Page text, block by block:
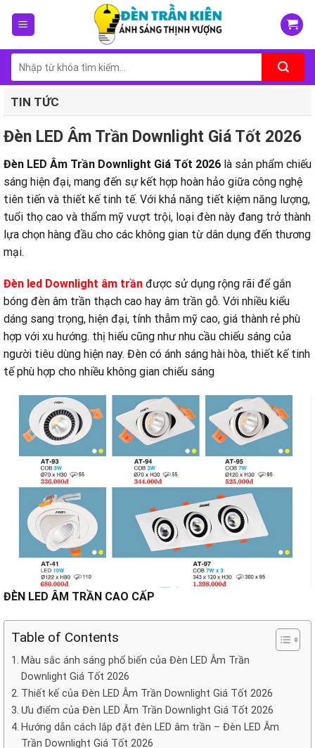
Tìm
kiếm:
TIN TỨC
Đèn LED Âm Trần Downlight Giá Tốt 2026
Đèn LED Âm Trần Downlight Giá Tốt 2026 là sản phẩm chiếu
sáng hiện đại, mang đến sự kết hợp hoàn hảo giữa công nghệ
tiên tiến và thiết kế tinh tế. Với khả năng tiết kiệm năng lượng,
tuổi thọ cao và thẩm mỹ vượt trội, loại đèn này đang trở thành
lựa chọn hàng đầu cho các không gian từ dân dụng đến thương
mại.
Đèn led Downlight âm trần được sử dụng rộng rãi để gắn
bóng đèn âm trần thạch cao hay âm trần gỗ. Với nhiều kiểu
dáng sang trọng, hiện đại, tính thẫm mỹ cao, giá thành rẻ phù
hợp với xu hướng. thị hiếu cũng như nhu cầu chiếu sáng của
người tiêu dùng hiện nay. Đèn có ánh sáng hài hòa, thiết kế tinh
tế phù hợp cho nhiều không gian chiếu sáng
ĐÈN LED ÂM TRẦN CAO CẤP
Table of Contents
Màu sắc ánh sáng phổ biến của Đèn LED Âm Trần
Downlight Giá Tốt 2026
Thiết kế của Đèn LED Âm Trần Downlight Giá Tốt 2026
Ưu điểm của Đèn LED Âm Trần Downlight Giá Tốt 2026
Hướng dẫn cách lắp đặt đèn LED âm trần – Đèn LED Âm
Trần Downlight Giá Tốt 2026